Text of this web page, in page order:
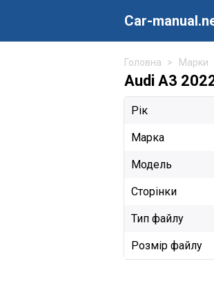
Car-
Головна Марки
Audi A3
Рік
Марка
Модель
Сторінки
Тип файлу
Розмір файлу